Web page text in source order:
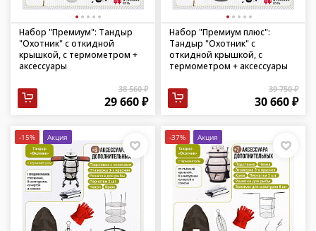
Набор "Премиум": Тандыр
"Охотник" с откидной
крышкой, с термометром +
аксессуары
38 560 ₽
29 660 ₽
Набор "Премиум плюс":
Тандыр "Охотник" с
откидной крышкой, с
термометром + аксессуары
39 750 ₽
30 660 ₽
-15% Акция -37% Акция